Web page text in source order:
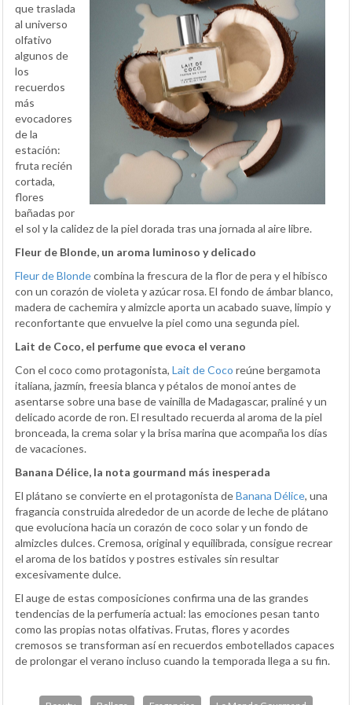
que traslada
al universo
olfativo
algunos de
los
recuerdos
más
evocadores
de la
estación:
fruta recién
cortada,
flores
bañadas por
el sol y la calidez de la piel dorada tras una jornada al aire libre.
Fleur de Blonde, un aroma luminoso y delicado
Fleur de Blondecombina la frescura de la flor de pera y el hibisco
con un corazón de violeta y azúcar rosa. El fondo de ámbar blanco,
madera de cachemira y almizcle aporta un acabado suave, limpio y
reconfortante que envuelve la piel como una segunda piel.
Lait de Coco, el perfume que evoca el verano
Con el coco como protagonista, Lait de Coco reúne bergamota
italiana, jazmín, freesia blanca y pétalos de monoi antes de
asentarse sobre una base de vainilla de Madagascar, praliné y un
delicado acorde de ron. El resultado recuerda al aroma de la piel
bronceada, la crema solar y la brisa marina que acompaña los días
de vacaciones.
Banana Délice, la nota gourmand más inesperada
El plátano se convierte en el protagonista deBanana Délice, una
fragancia construida alrededor de un acorde de leche de plátano
que evoluciona hacia un corazón de coco solar y un fondo de
almizcles dulces. Cremosa, original y equilibrada, consigue recrear
el aroma de los batidos y postres estivales sin resultar
excesivamente dulce.
El auge de estas composiciones confirma una de las grandes
tendencias de la perfumería actual: las emociones pesan tanto
como las propias notas olfativas. Frutas, flores y acordes
cremosos se transforman así en recuerdos embotellados capaces
de prolongar el verano incluso cuando la temporada llega a su fin.